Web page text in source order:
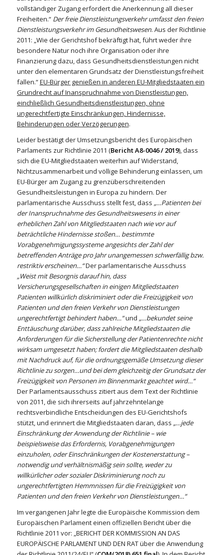
vollständiger Zugang erfordert die Anerkennung all dieser
Freiheiten.“ Der freie Dienstleistungsverkehr umfasst den freien
Dienstleistungsverkehr im Gesundheitswesen. Aus der Richtlinie
2011: „Wie der Gerichtshof bekräftigt hat, führt weder ihre
besondere Natur noch ihre Organisation oder ihre
Finanzierung dazu, dass Gesundheitsdienstleistungen nicht
unter den elementaren Grundsatz der Dienstleistungsfreiheit
fallen.“EU-Bürger genießen in anderen EU-Mitgliedstaaten ein
Grundrecht auf Inanspruchnahme von Dienstleistungen,
einchließlich Gesundheitsdienstleistungen, ohne
ungerechtfertigte Einschränkungen, Hindernisse,
Behinderungen oder Verzögerungen.
Leider bestätigt der Umsetzungsbericht des Europäischen
Parlaments zur Richtlinie 2011 (Bericht A8-0046 / 2019), dass
sich die EU-Mitgliedstaaten weiterhin auf Widerstand,
Nichtzusammenarbeit und völlige Behinderung einlassen, um
EU-Bürger am Zugang zu grenzüberschreitenden
Gesundheitsleistungen in Europa zu hindern. Der
parlamentarische Ausschuss stellt fest, dass „…Patienten bei
der Inanspruchnahme des Gesundheitswesens in einer
erheblichen Zahl von Mitgliedstaaten nach wie vor auf
beträchtliche Hindernisse stoßen… bestimmte
Vorabgenehmigungssysteme angesichts der Zahl der
betreffenden Anträge pro Jahr unangemessen schwerfällig bzw.
restriktiv erscheinen…“Der parlamentarische Ausschuss
„Weist mit Besorgnis darauf hin, dass
Versicherungsgesellschaften in einigen Mitgliedstaaten
Patienten willkürlich diskriminiert oder die Freizügigkeit von
Patienten und den freien Verkehr von Dienstleistungen
ungerechtfertigt behindert haben…“und „…bekundet seine
Enttäuschung darüber, dass zahlreiche Mitgliedstaaten die
Anforderungen für die Sicherstellung der Patientenrechte nicht
wirksam umgesetzt haben; fordert die Mitgliedstaaten deshalb
mit Nachdruck auf, für die ordnungsgemäße Umsetzung dieser
Richtlinie zu sorgen…und bei dem gleichzeitig der Grundsatz der
Freizügigkeit von Personen im Binnenmarkt geachtet wird…“
Der Parlamentsausschuss zitiert aus dem Text der Richtlinie
von 2011, die sich ihrerseits auf jahrzehntelange
rechtsverbindliche Entscheidungen des EU-Gerichtshofs
stützt, und erinnert die Mitgliedstaaten daran, dass „…jede
Einschränkung der Anwendung der Richtlinie – wie
beispielsweise das Erfordernis, Vorabgenehmigungen
einzuholen, oder Einschränkungen der Kostenerstattung –
notwendig und verhältnismäßig sein sollte, weder zu
willkürlicher oder sozialer Diskriminierung noch zu
ungerechtfertigten Hemmnissen für die Freizügigkeit von
Patienten und den freien Verkehr von Dienstleistungen…“
Im vergangenen Jahr legte die Europäische Kommission dem
Europäischen Parlament einen offiziellen Bericht über die
Richtlinie 2011 vor: „BERICHT DER KOMMISSION AN DAS
EUROPÄISCHE PARLAMENT UND DEN RAT über die Anwendung